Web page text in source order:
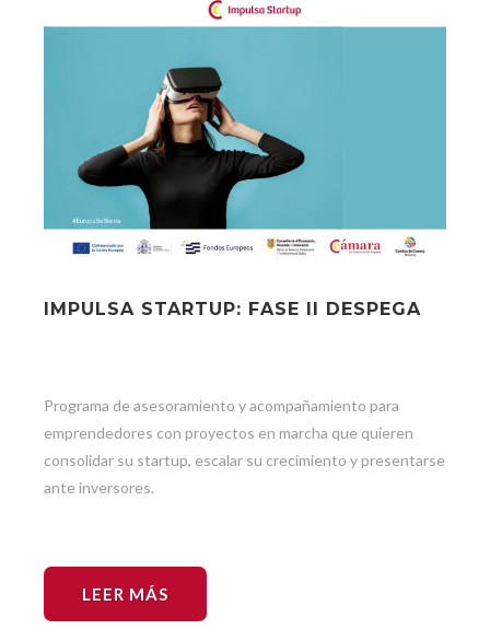
IMPULSA STARTUP: FASE II DESPEGA
Programa de asesoramiento y acompañamiento para
emprendedores con proyectos en marcha que quieren
consolidar su startup, escalar su crecimiento y presentarse
ante inversores.
LEER MÁS